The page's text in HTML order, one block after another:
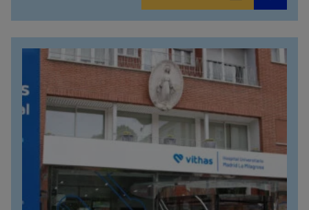
912 143 100